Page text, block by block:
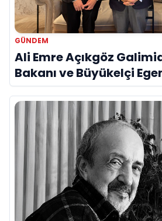
GÜNDEM
Ali Emre Açıkgöz
Bakanı ve Büyükelçi
Bir Araya Geldi